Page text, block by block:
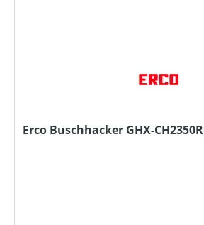
Erco Buschhacker GHX-CH2350R